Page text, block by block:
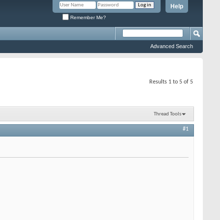
Help
Remember Me?
Advanced Search
Results 1 to 5 of 5
Thread Tools
#1